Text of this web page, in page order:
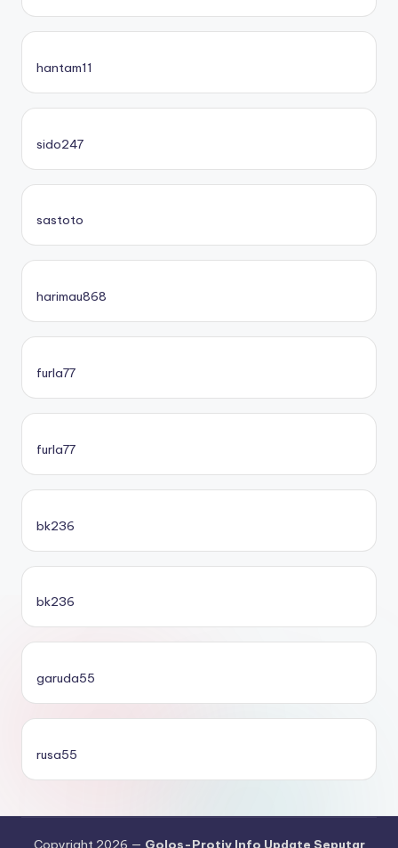
hantam11
sido247
sastoto
harimau868
furla77
furla77
bk236
bk236
garuda55
rusa55
Copyright 2026 — Golos-Protiv Info Update Seputar